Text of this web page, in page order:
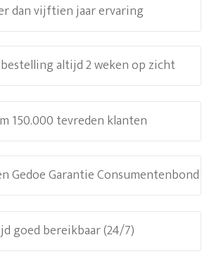
dan vijftien jaar ervaring
altijd 2 weken op zicht
150.000 tevreden klanten
Gedoe Garantie Consumentenbond
goed bereikbaar (24/7)